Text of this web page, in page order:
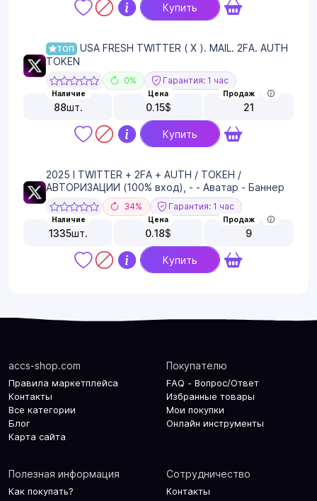
Купить
ТОП
USA FRESH TWITTER ( X ). MAIL. 2FA. AUTH
TOKEN
0% Гарантия: 1 час
Наличие
88шт.
Цена
0.15$
Продаж
21
Купить
2025 I TWITTER + 2FA + AUTH / ТОКЕН /
АВТОРИЗАЦИИ (100% вход), - - Аватар - Баннер
34% Гарантия: 1 час
Наличие
1335шт.
Цена
0.18$
Продаж
9
Купить
accs-shop.com
Правила маркетплейса
Контакты
Все категории
Блог
Карта сайта
Покупателю
FAQ - Вопрос/Ответ
Избранные товары
Мои покупки
Онлайн инструменты
Полезная информация
Как покупать?
Сотрудничество
Контакты